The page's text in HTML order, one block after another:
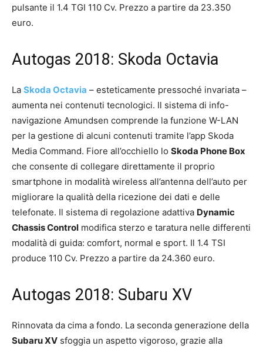
pulsante il 1.4 TGI 110 Cv. Prezzo a partire da 23.350
euro.
Autogas 2018: Skoda Octavia
La Skoda Octavia – esteticamente pressoché invariata –
aumenta nei contenuti tecnologici. Il sistema di info-
navigazione Amundsen comprende la funzione W-LAN
per la gestione di alcuni contenuti tramite l’app Skoda
Media Command. Fiore all’occhiello lo Skoda Phone Box
che consente di collegare direttamente il proprio
smartphone in modalità wireless all’antenna dell’auto per
migliorare la qualità della ricezione dei dati e delle
telefonate. Il sistema di regolazione adattiva Dynamic
Chassis Control modifica sterzo e taratura nelle differenti
modalità di guida: comfort, normal e sport. Il 1.4 TSI
produce 110 Cv. Prezzo a partire da 24.360 euro.
Autogas 2018: Subaru XV
Rinnovata da cima a fondo. La seconda generazione della
Subaru XV sfoggia un aspetto vigoroso, grazie alla